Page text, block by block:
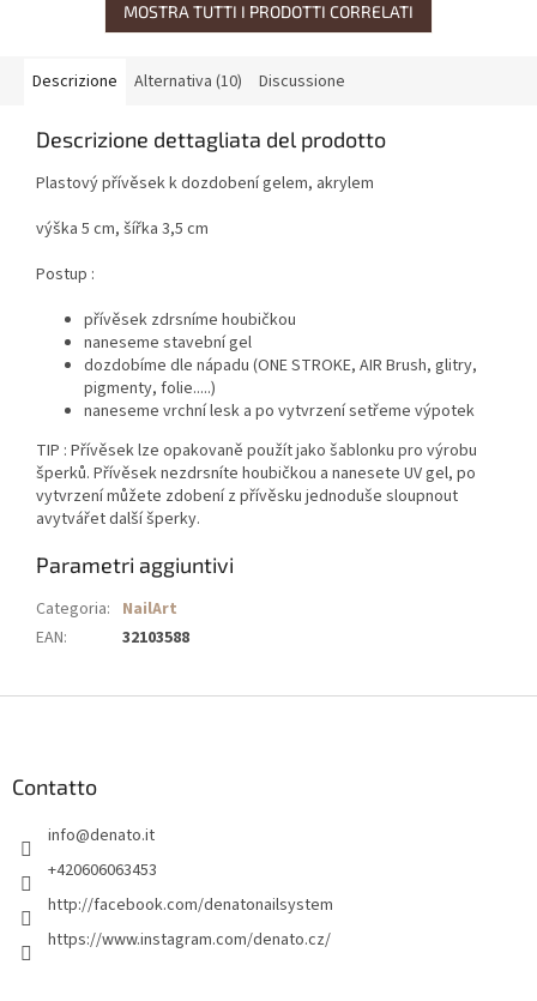
MOSTRA TUTTI I PRODOTTI CORRELATI
Descrizione Alternativa (10) Discussione
Descrizione dettagliata del prodotto
Plastový přívěsek k dozdobení gelem, akrylem
výška 5 cm, šířka 3,5 cm
Postup :
přívěsek zdrsníme houbičkou
naneseme stavební gel
dozdobíme dle nápadu (ONE STROKE, AIR Brush, glitry,
pigmenty, folie.....)
naneseme vrchní lesk a po vytvrzení setřeme výpotek
TIP : Přívěsek lze opakovaně použít jako šablonku pro výrobu
šperků. Přívěsek nezdrsníte houbičkou a nanesete UV gel, po
vytvrzení můžete zdobení z přívěsku jednoduše sloupnout
avytvářet další šperky.
Parametri aggiuntivi
Categoria: NailArt
EAN: 32103588
Contatto
info@denato.it
+420606063453
http://facebook.com/denatonailsystem
https://www.instagram.com/denato.cz/